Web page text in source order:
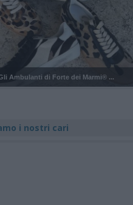
Pulizia del bosco del Rugareto a ...
i nostri cari